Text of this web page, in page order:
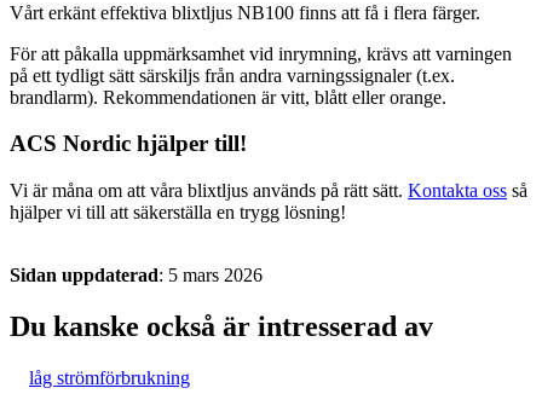
Vårt erkänt effektiva blixtljus NB100 finns att få i flera färger.
För att påkalla uppmärksamhet vid inrymning, krävs att varningen
på ett tydligt sätt särskiljs från andra varningssignaler (t.ex.
brandlarm). Rekommendationen är vitt, blått eller orange.
ACS Nordic hjälper till!
Vi är måna om att våra blixtljus används på rätt sätt. Kontakta oss så
hjälper vi till att säkerställa en trygg lösning!
Sidan uppdaterad: 5 mars 2026
Du kanske också är intresserad av
låg strömförbrukning